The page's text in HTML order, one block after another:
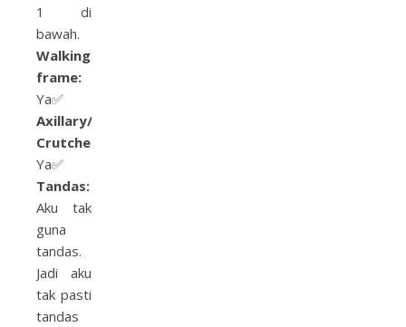
1 di
bawah.
Walking
frame:
Ya✅
Axillary/Elbow
Crutches:
Ya✅
Tandas:
Aku tak
guna
tandas.
Jadi aku
tak pasti
tandas